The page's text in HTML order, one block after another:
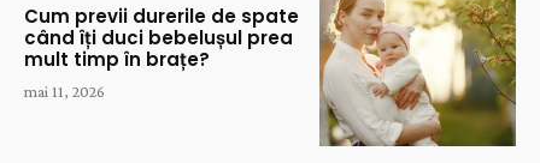
Cum previi durerile de spate
când îți duci bebelușul prea
mult timp în brațe?
mai 11, 2026